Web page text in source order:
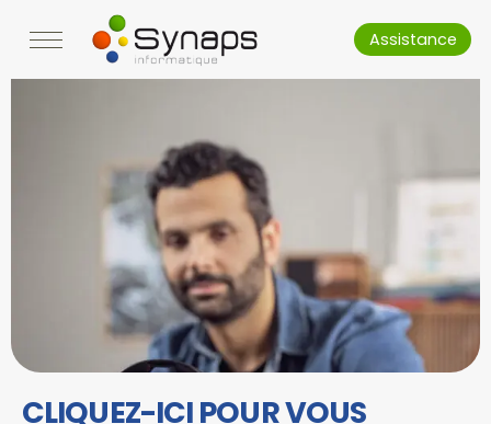
Assistance
CLIQUEZ-ICI POUR VOUS